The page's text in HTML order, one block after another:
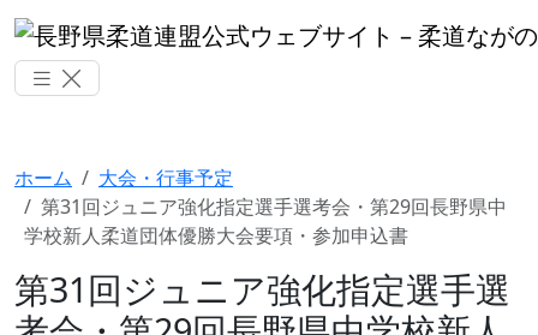
ホーム
大会・行事予定
第31回ジュニア強化指定選手選考会・第29回長野県中
学校新人柔道団体優勝大会要項・参加申込書
第31回ジュニア強化指定選手選